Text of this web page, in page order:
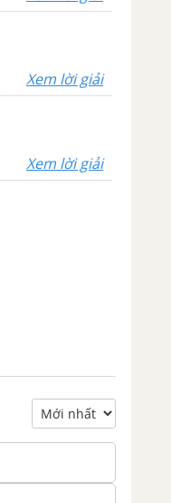
Xem lời giải
Xem lời giải